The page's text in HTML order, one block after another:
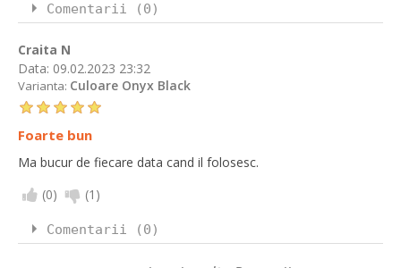
Comentarii (0)
Craita N
Data: 09.02.2023 23:32
Varianta: Culoare Onyx Black
Foarte bun
Ma bucur de fiecare data cand il folosesc.
(0) (1 )
Comentarii (0)